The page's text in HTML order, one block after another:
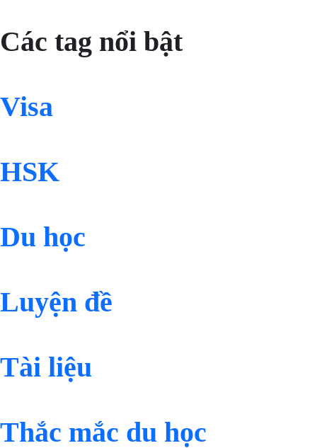
Các tag nổi bật
Visa
HSK
Du học
Luyện đề
Tài liệu
Thắc mắc du học